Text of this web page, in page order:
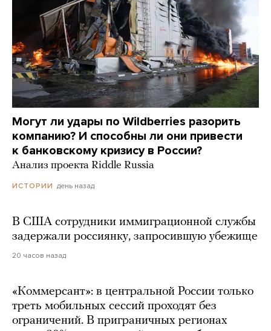
Могут ли удары по Wildberries разорить
компанию? И способны ли они привести
к банковскому кризису в России?
Анализ проекта Riddle Russia
ИСТОРИИ день назад
В США сотрудники иммиграционной службы
задержали россиянку, запросившую убежище
20 часов назад
«Коммерсант»: в центральной России только
треть мобильных сессий проходят без
ограничений. В приграничных регионах